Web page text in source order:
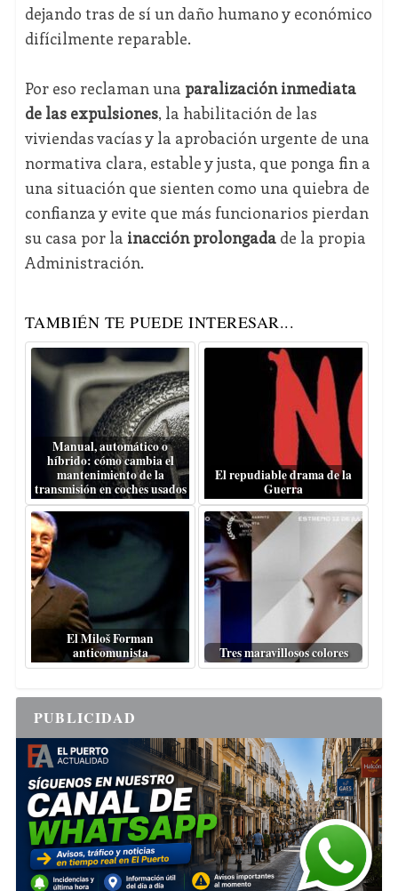
dejando tras de sí un daño humano y económico
difícilmente reparable.
Por eso reclaman una paralización inmediata
de las expulsiones, la habilitación de las
viviendas vacías y la aprobación urgente de una
normativa clara, estable y justa, que ponga fin a
una situación que sienten como una quiebra de
confianza y evite que más funcionarios pierdan
su casa por la inacción prolongadade la propia
Administración.
TAMBIÉN TE PUEDE INTERESAR...
Manual, automático o
híbrido: cómo cambia el
mantenimiento de la
transmisión en coches usados
El repudiable drama de la
Guerra
El Miloš Forman
anticomunista
Tres maravillosos colores
PUBLICIDAD